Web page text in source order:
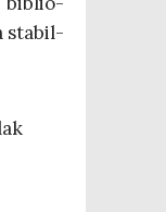
sta­bil­